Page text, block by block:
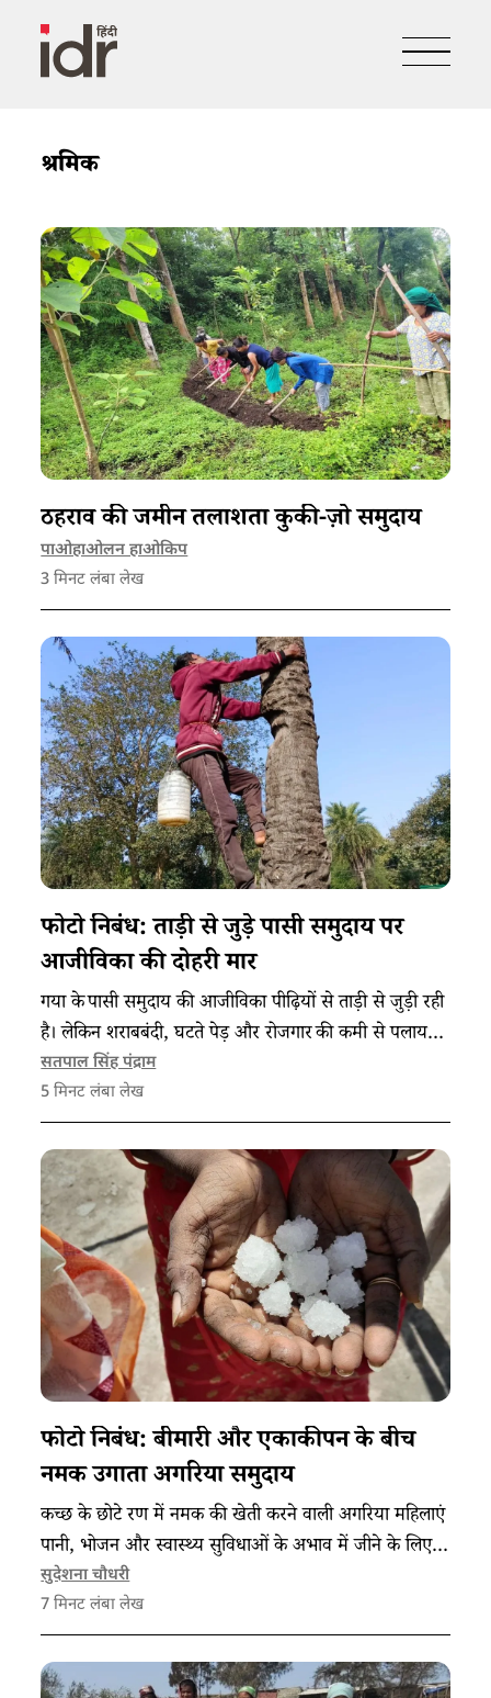
श्रमिक
ठहराव की जमीन तलाशता कुकी-ज़ो समुदाय
पाओहाओलन हाओकिप
3 मिनट लंबा लेख
फोटो निबंध: ताड़ी से जुड़े पासी समुदाय पर
आजीविका की दोहरी मार
गया के पासी समुदाय की आजीविका पीढ़ियों से ताड़ी से जुड़ी रही
है। लेकिन शराबबंदी, घटते पेड़ और रोजगार की कमी से पलायन
बढ़ा है, जिसका असर महिलाओं और बच्चों पर भी दिख रहा है।
सतपाल सिंह पंद्राम
5 मिनट लंबा लेख
फोटो निबंध: बीमारी और एकाकीपन के बीच
नमक उगाता अगरिया समुदाय
कच्छ के छोटे रण में नमक की खेती करने वाली अगरिया महिलाएं
पानी, भोजन और स्वास्थ्य सुविधाओं के अभाव में जीने के लिए
विवश हैं।
सुदेशना चौधरी
7 मिनट लंबा लेख